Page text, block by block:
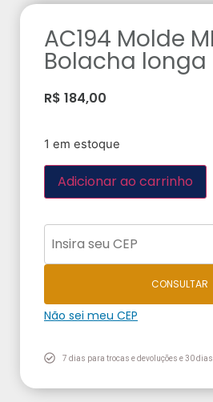
AC194 Molde
Bolacha longa
R$ 184,00
1 em estoque
Adicionar ao carrinho
CONSULTAR
Não sei meu CEP
7 dias para trocas e devoluções e 30